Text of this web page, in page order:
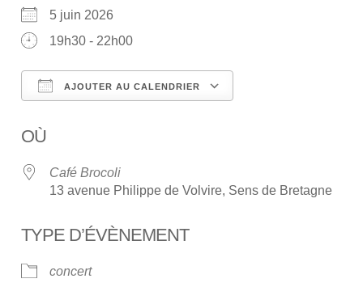
5 juin 2026
19h30 - 22h00
AJOUTER AU CALENDRIER
OÙ
Café Brocoli
13 avenue Philippe de Volvire, Sens de Bretagne
TYPE D’ÉVÈNEMENT
concert